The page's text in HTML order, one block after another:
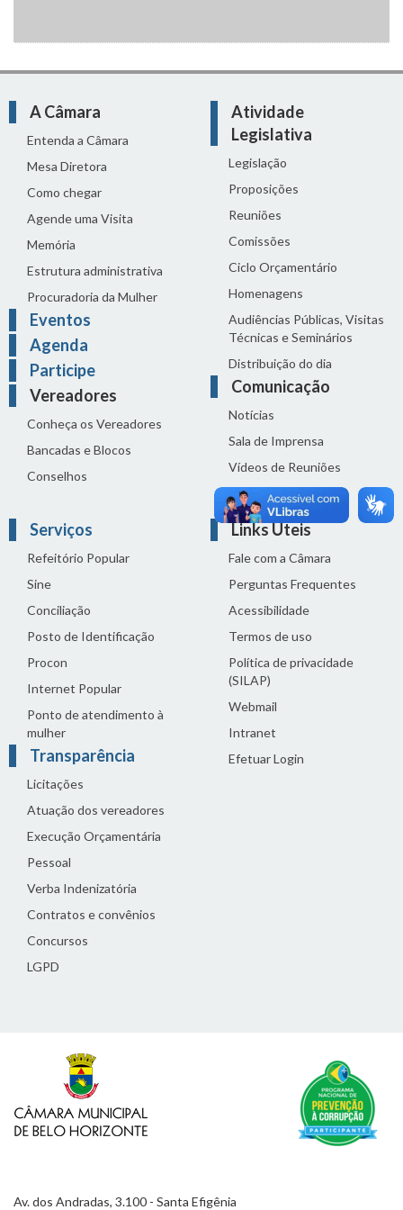
A Câmara
Entenda a Câmara
Mesa Diretora
Como chegar
Agende uma Visita
Memória
Estrutura administrativa
Procuradoria da Mulher
Eventos
Agenda
Participe
Vereadores
Conheça os Vereadores
Bancadas e Blocos
Conselhos
Atividade
Legislativa
Legislação
Proposições
Reuniões
Comissões
Ciclo Orçamentário
Homenagens
Audiências Públicas, Visitas
Técnicas e Seminários
Distribuição do dia
Comunicação
Notícias
Sala de Imprensa
Vídeos de Reuniões
Solenidades
Serviços
Refeitório Popular
Sine
Conciliação
Posto de Identificação
Procon
Internet Popular
Ponto de atendimento à
mulher
Transparência
Licitações
Atuação dos vereadores
Execução Orçamentária
Pessoal
Verba Indenizatória
Contratos e convênios
Concursos
LGPD
Links Úteis
Fale com a Câmara
Perguntas Frequentes
Acessibilidade
Termos de uso
Política de privacidade
(SILAP)
Webmail
Intranet
Efetuar Login
Av. dos Andradas, 3.100 - Santa Efigênia